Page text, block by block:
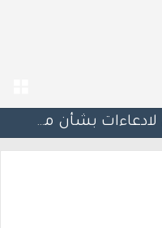
تضرب البلاد